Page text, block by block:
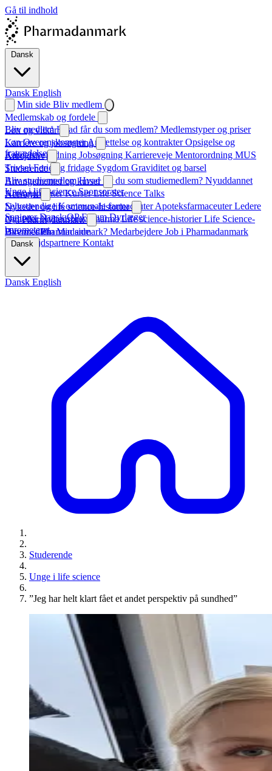
Gå til indhold
Dansk
Dansk English
Min side Bliv medlem
Medlemskab og fordele
Bliv medlemHvad får du som medlem? Medlemstyper og priser
Løn og vilkår
LønOverenskomsterAnsættelse og kontrakterOpsigelse og
fratrædelse
Karriere og jobsøgning
Karrierevejledning Jobsøgning Karriereveje Mentorordning MUS
Arbejdsliv
TrivselFerie og fridage Sygdom Graviditet og barsel
Studerende
Bliv studiemedlemHvad får du som studiemedlem? Nyuddannet
Unge i life scienceSponsorater
Arrangementer og kurser
ArrangementerKurserLife Science Talks
Netværk
SelvstændigeKommunale farmaceuterApoteksfarmaceuterLedere
SeniorerDansk QP ForumDyrlæger
Nyheder og life science-historier
NyhederNyhedsbrev PharmaLife science-historierLife Science-
barometeret
Om Pharmadanmark
Hvem er Pharmadanmark? Medarbejdere Job i Pharmadanmark
Samarbejdspartnere Kontakt
Bliv medlemMin side
Dansk
Dansk English
Studerende
Unge i life science
”Jeg har helt klart fået et andet perspektiv på sundhed”